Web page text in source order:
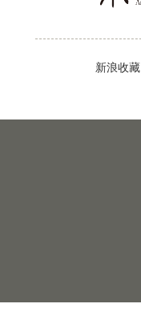
新浪收藏